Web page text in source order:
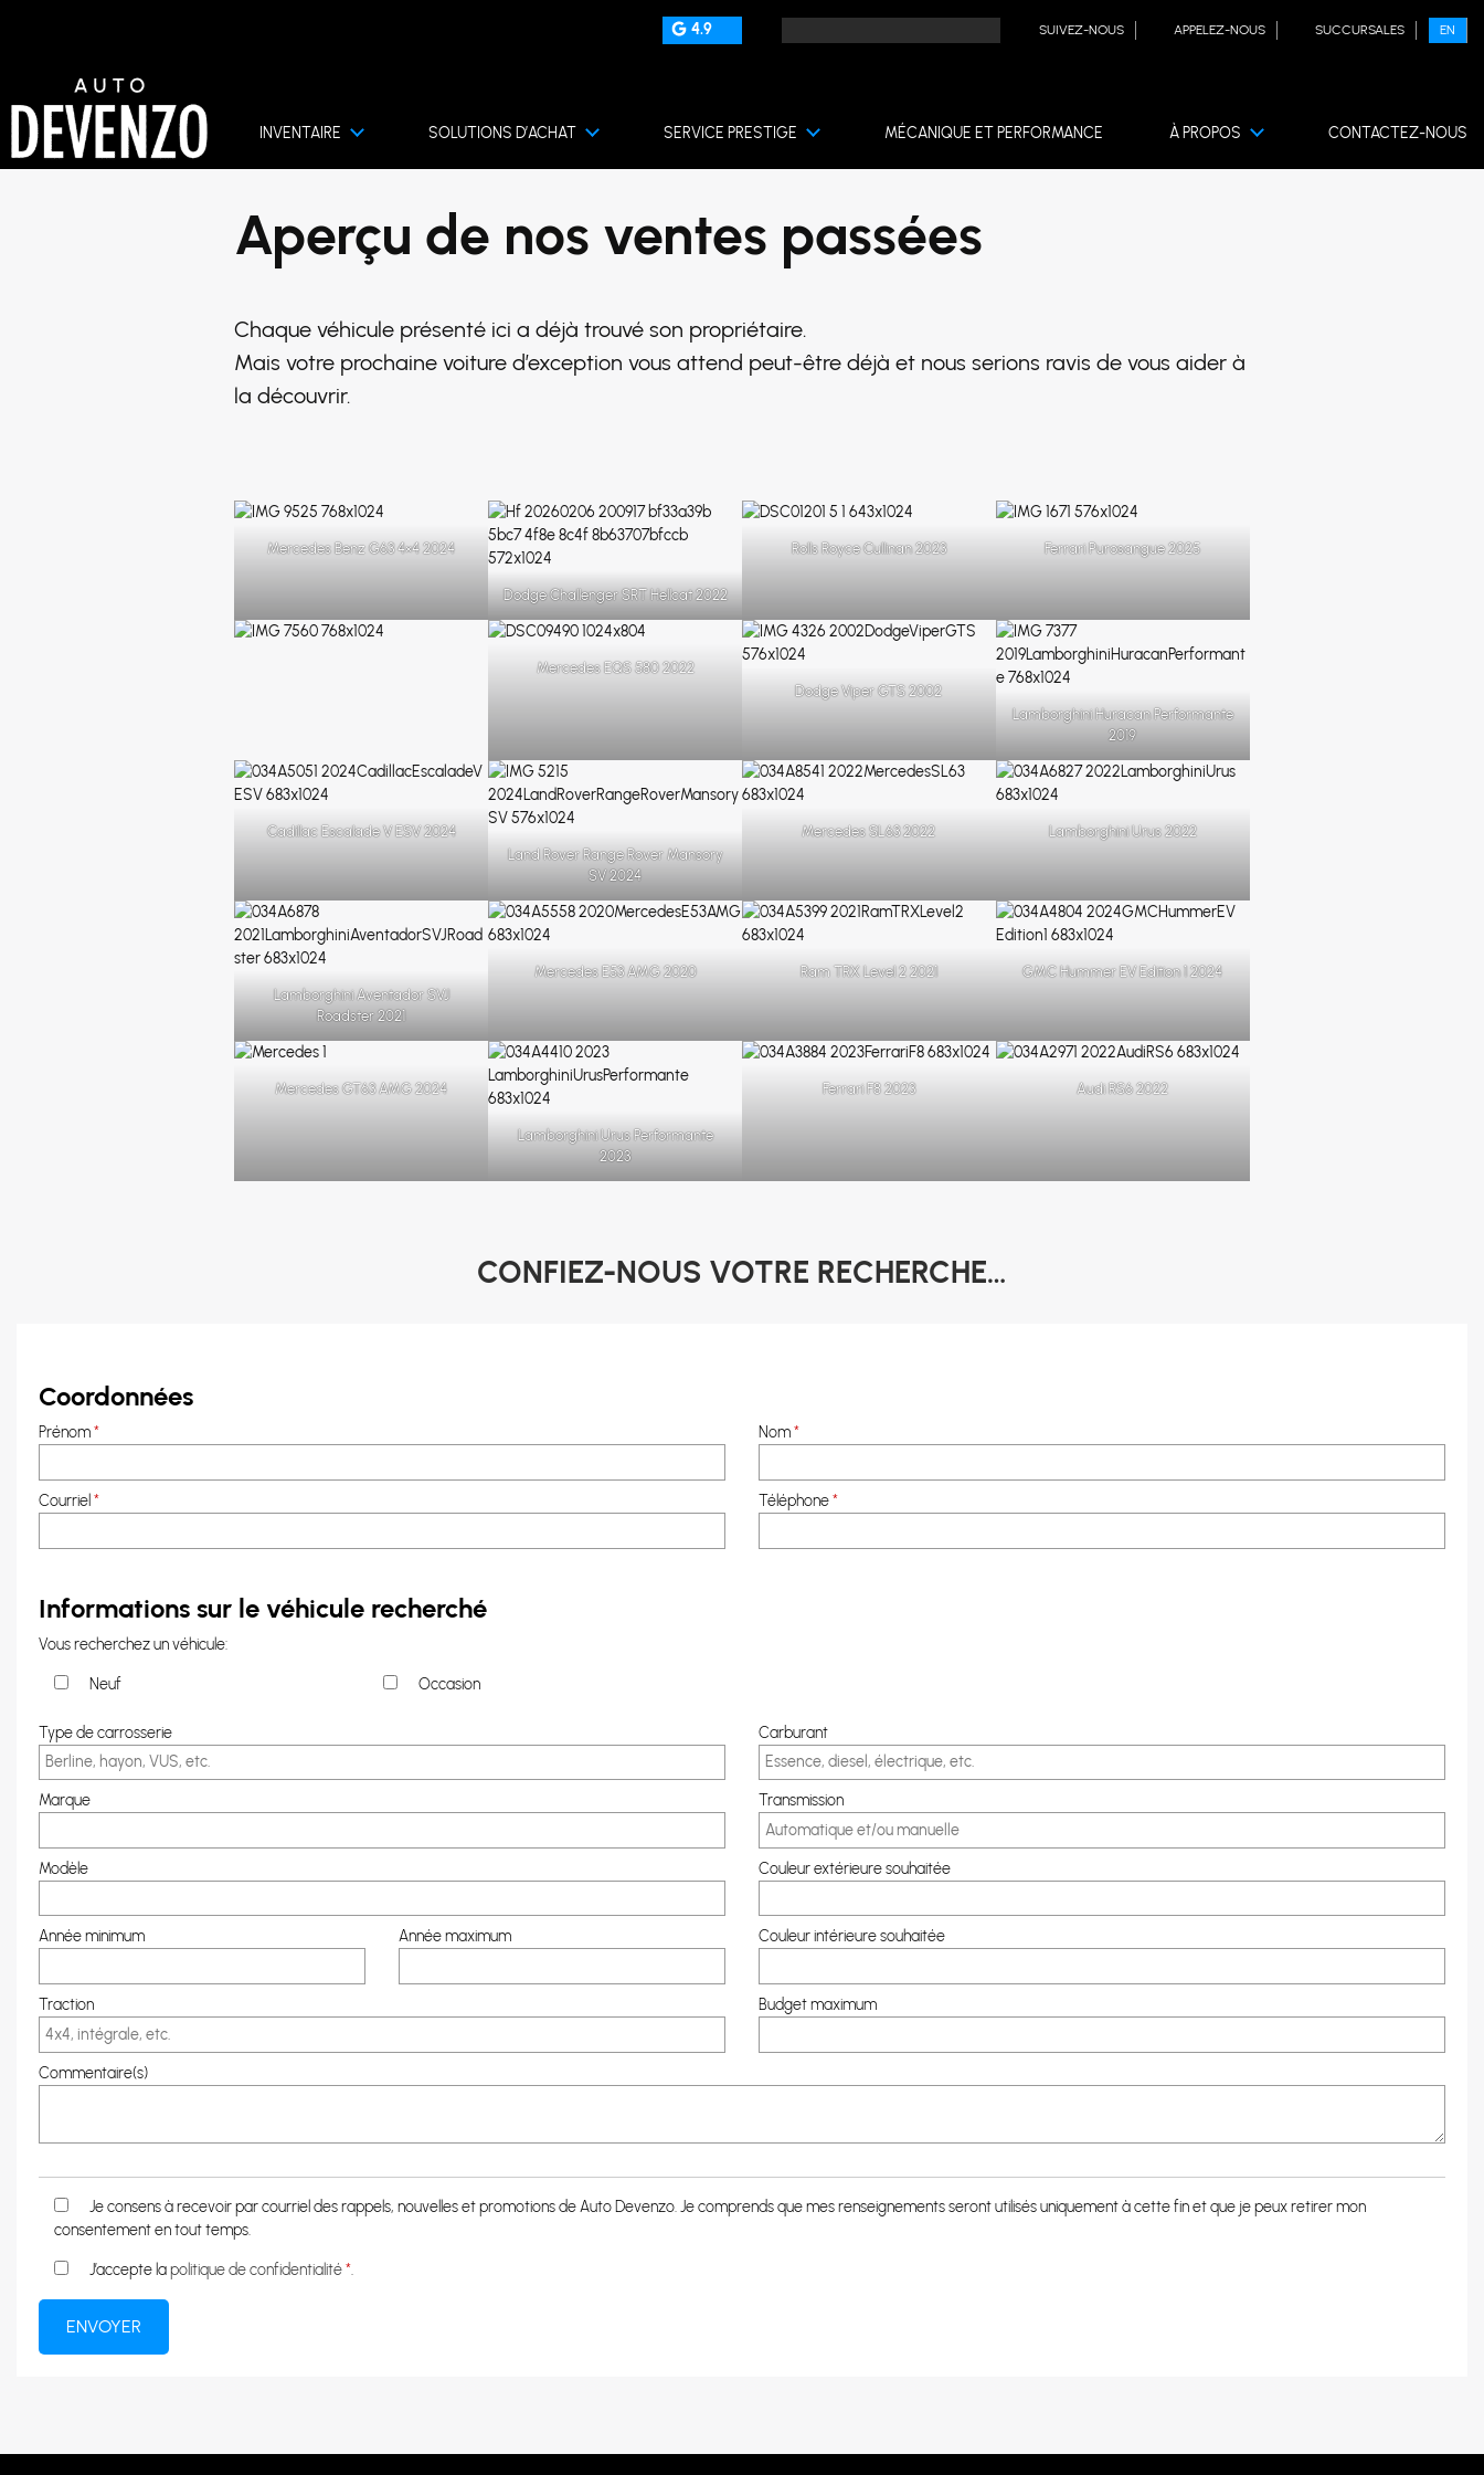
4.9 SUIVEZ-NOUS APPELEZ-NOUS SUCCURSALES EN
INVENTAIRE SOLUTIONS D’ACHAT SERVICE PRESTIGE MÉCANIQUE ET PERFORMANCE À PROPOS CONTACTEZ-NOUS
Aperçu de nos ventes passées
Chaque véhicule présenté ici a déjà trouvé son propriétaire.
Mais votre prochaine voiture d’exception vous attend peut-être déjà et nous serions ravis de vous aider à
la découvrir.
Mercedes Benz G63 4×4 2024
Dodge Challenger SRT Hellcat 2022
Rolls Royce Cullinan 2023 Ferrari Purosangue 2025
Mercedes EQS 580 2022
Dodge Viper GTS 2002
Lamborghini Huracan Performante
2019
Cadillac Escalade V ESV 2024
Land Rover Range Rover Mansory
SV 2024
Mercedes SL63 2022 Lamborghini Urus 2022
Lamborghini Aventador SVJ
Roadster 2021
Mercedes E53 AMG 2020 Ram TRX Level 2 2021 GMC Hummer EV Edition 1 2024
Mercedes GT63 AMG 2024
Lamborghini Urus Performante
2023
Ferrari F8 2023 Audi RS6 2022
CONFIEZ-NOUS VOTRE RECHERCHE…
Coordonnées
Prénom* Nom*
Courriel * Téléphone*
Informations sur le véhicule recherché
Vous recherchez un véhicule:
Neuf Occasion
Type de carrosserie Carburant
Marque Transmission
Modèle Couleur extérieure souhaitée
Année minimum Année maximum Couleur intérieure souhaitée
Traction Budget maximum
Commentaire(s)
Je consens à recevoir par courriel des rappels, nouvelles et promotions de Auto Devenzo. Je comprends que mes renseignements seront utilisés uniquement à cette fin et que je peux retirer mon
consentement en tout temps.
J’accepte lapolitique de confidentialité*.